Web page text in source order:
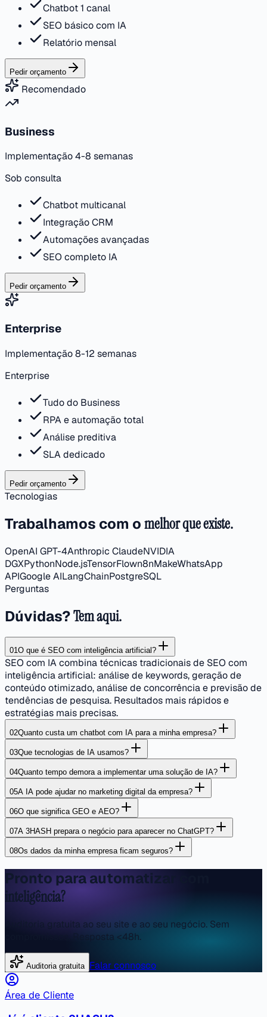
Chatbot 1 canal
SEO básico com IA
Relatório mensal
Pedir orçamento
Recomendado
Business
Implementação 4-8 semanas
Sob consulta
Chatbot multicanal
Integração CRM
Automações avançadas
SEO completo IA
Pedir orçamento
Enterprise
Implementação 8-12 semanas
Enterprise
Tudo do Business
RPA e automação total
Análise preditiva
SLA dedicado
Pedir orçamento
Tecnologias
Trabalhamos com omelhor que existe.
OpenAI GPT-4Anthropic ClaudeNVIDIA
DGXPythonNode.jsTensorFlown8nMakeWhatsApp
APIGoogle AILangChainPostgreSQL
Perguntas
Dúvidas?Tem aqui.
01O que é SEO com inteligência artificial?
SEO com IA combina técnicas tradicionais de SEO com
inteligência artificial: análise de keywords, geração de
conteúdo otimizado, análise de concorrência e previsão de
tendências de pesquisa. Resultados mais rápidos e
estratégias mais precisas.
02Quanto custa um chatbot com IA para a minha empresa?
03Que tecnologias de IA usamos?
04Quanto tempo demora a implementar uma solução de IA?
05A IA pode ajudar no marketing digital da empresa?
06O que significa GEO e AEO?
07A 3HASH prepara o negócio para aparecer no ChatGPT?
08Os dados da minha empresa ficam seguros?
Pronto para automatizar com
inteligência?
Auditoria gratuita ao seu site e ao seu negócio. Sem
compromissos. Resposta <48h.
Auditoria gratuita Falar connosco
Área de Cliente